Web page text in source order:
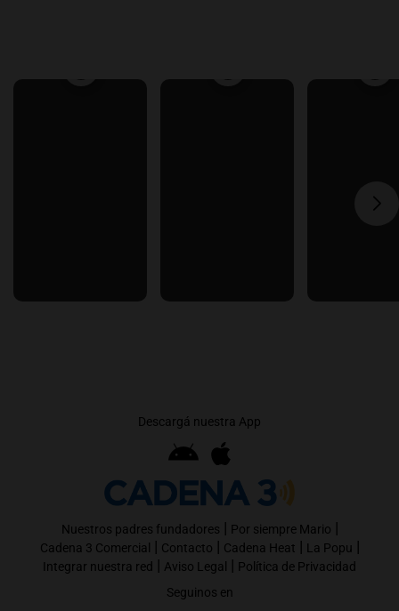
Descargá nuestra App
Nuestros padres fundadores | Por siempre Mario |
Cadena 3 Comercial | Contacto | Cadena Heat | La Popu |
Integrar nuestra red | Aviso Legal | Política de Privacidad
Seguinos en